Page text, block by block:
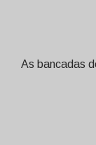
As bancadas